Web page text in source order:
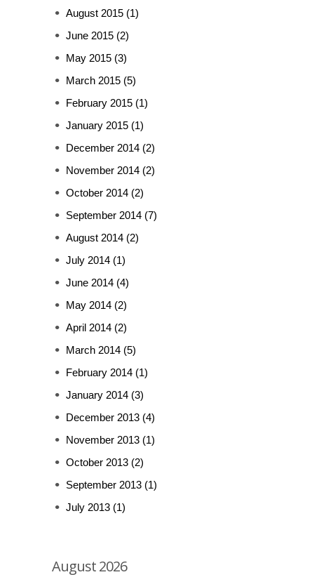
August 2015 (1)
June 2015 (2)
May 2015 (3)
March 2015 (5)
February 2015 (1)
January 2015 (1)
December 2014 (2)
November 2014 (2)
October 2014 (2)
September 2014 (7)
August 2014 (2)
July 2014 (1)
June 2014 (4)
May 2014 (2)
April 2014 (2)
March 2014 (5)
February 2014 (1)
January 2014 (3)
December 2013 (4)
November 2013 (1)
October 2013 (2)
September 2013 (1)
July 2013 (1)
August 2026